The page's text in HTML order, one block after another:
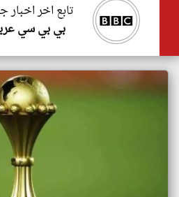
تابع اخر اخبار
بي بي سي